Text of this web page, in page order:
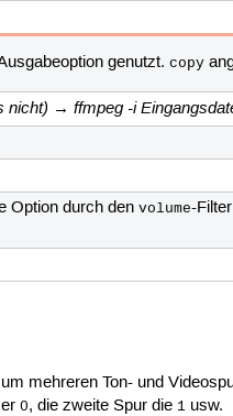
genutzt.copy
nicht) → ffmpeg -i
Option durch denvolume-
mehreren Ton- und
0, die zweite Spur die 1 usw.